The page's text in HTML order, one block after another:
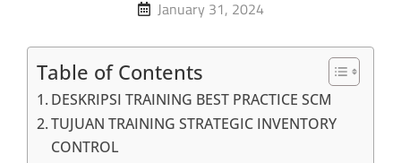
Posted
January 31, 2024
Table of Contents
DESKRIPSI TRAINING BEST PRACTICE SCM
TUJUAN TRAINING STRATEGIC INVENTORY
CONTROL